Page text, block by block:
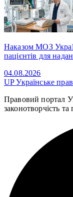
Наказом МОЗ
пацієнтів для
04.08.2026
UPУкраїнське
Правовий портал
законотворчість